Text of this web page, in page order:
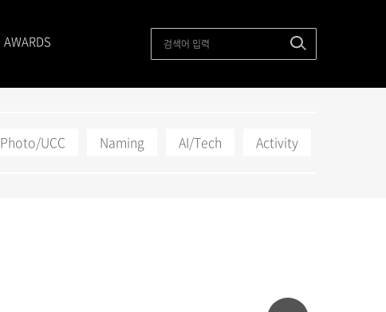
AWARDS
Photo/UCC Naming AI/Tech Activity